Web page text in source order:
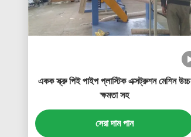
একক স্ক্রু পিই পাইপ প্লাস্টিক এক্সট্রুশন মেশিন উচ্চ
ক্ষমতা সহ
সেরা দাম পান